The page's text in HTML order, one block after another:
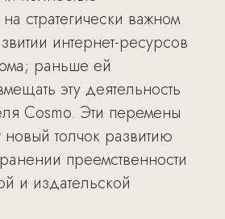
стратегически важном
интернет-ресурсов
раньше ей
эту деятельность
Cosmo. Эти перемены
толчок развитию
преемственности
и издательской